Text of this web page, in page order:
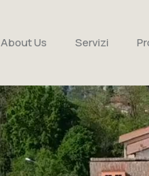
About Us Servizi